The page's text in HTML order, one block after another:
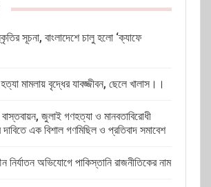
সূচনা, বাংলাদেশে চালু হলো ‘ক্যাফে
মামলায় বৃদ্ধের যাবজ্জীবন, ছেলে খালাস।।
জুলাই গণহত্যা ও মানবতাবিরোধী
দাবিতে এক বিশাল গণমিছিল ও প্রতিবাদ সমাবেশ
নির্যাতন অভিযোগে পাকিস্তানি রাজনীতিকের নাম